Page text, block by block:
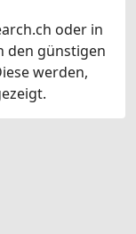
oder in
den günstigen
werden,